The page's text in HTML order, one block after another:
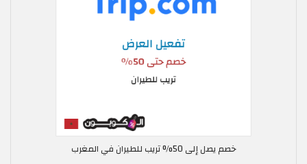
خصم يصل إلى 50% تريب للطيران في المغرب